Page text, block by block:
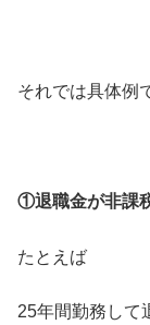
それでは具体例
①退職金が非課
たとえば
25年間勤務して